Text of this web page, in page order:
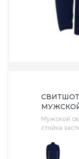
МУЖСКОЙ
Мужской
стойка